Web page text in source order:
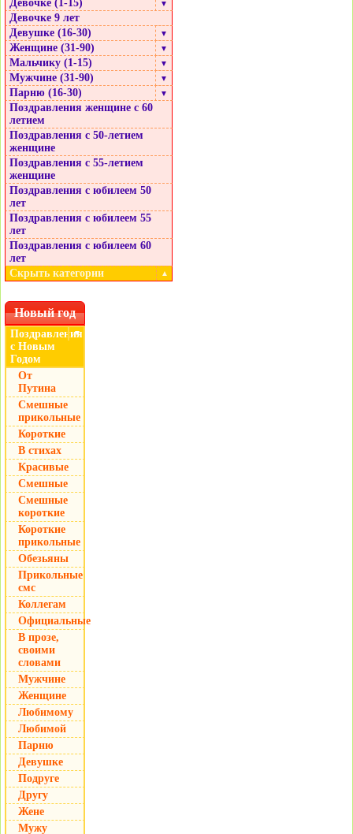
Девочке (1-15)
▼
Девочке 9 лет
Девушке (16-30)
▼
Женщине (31-90) ▼
Мальчику (1-15) ▼
Мужчине (31-90) ▼
Парню (16-30) ▼
Поздравления женщине с 60
летием
Поздравления с 50-летием
женщине
Поздравления с 55-летием
женщине
Поздравления с юбилеем 50
лет
Поздравления с юбилеем 55
лет
Поздравления с юбилеем 60
лет
Скрыть категории
▲
Новый год
Поздравления
с Новым
Годом
▼
От
Путина
Смешные
прикольные
Короткие
В стихах
Красивые
Смешные
Смешные
короткие
Короткие
прикольные
Обезьяны
Прикольные
смс
Коллегам
Официальные
В прозе,
своими
словами
Мужчине
Женщине
Любимому
Любимой
Парню
Девушке
Подруге
Другу
Жене
Мужу